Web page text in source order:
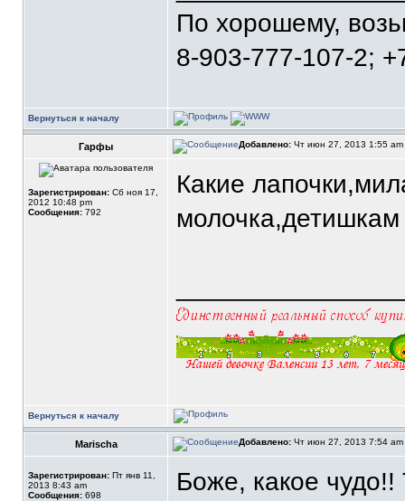
По хорошему,
8-903-777-107-2;
Вернуться к началу
Гарфы Добавлено: Чт июн 27, 2013 1:55 am
Зарегистрирован: Сб ноя 17,
2012 10:48 pm
Сообщения: 792
Какие
Вернуться к началу
Marischa Добавлено: Чт июн 27, 2013 7:54 am
Зарегистрирован: Пт янв 11,
2013 8:43 am
Сообщения: 698
Боже, какое